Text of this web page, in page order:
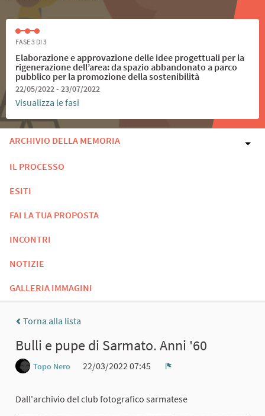
FASE 3 DI 3
Elaborazione e approvazione delle idee progettuali per la
rigenerazione dell’area: da spazio abbandonato a parco
pubblico per la promozione della sostenibilità
22/05/2022 - 23/07/2022
Visualizza le fasi
ARCHIVIO DELLA MEMORIA
IL PROCESSO
ESITI
FAI LA TUA PROPOSTA
INCONTRI
NOTIZIE
GALLERIA IMMAGINI
Torna alla lista
Bulli e pupe di Sarmato. Anni '60
Topo Nero
22/03/2022 07:45
Dall'archivio del club fotografico sarmatese